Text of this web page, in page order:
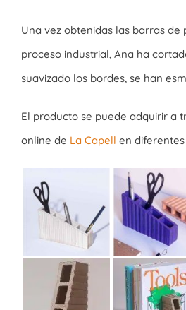
Una vez obtenidas las barras
proceso industrial, Ana ha
suavizado los bordes, se han
El producto se puede adquirir a
online de La Capell en